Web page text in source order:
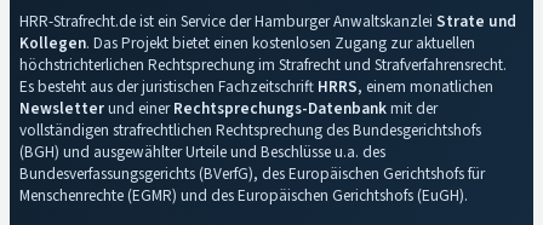
HRR-Strafrecht.de ist ein Service der Hamburger Anwaltskanzlei Strate und
Kollegen. Das Projekt bietet einen kostenlosen Zugang zur aktuellen
höchstrichterlichen Rechtsprechung im Strafrecht und Strafverfahrensrecht.
Es besteht aus der juristischen Fachzeitschrift HRRS, einem monatlichen
Newsletterund einerRechtsprechungs-Datenbankmit der
vollständigen strafrechtlichen Rechtsprechung des Bundesgerichtshofs
(BGH) und ausgewählter Urteile und Beschlüsse u.a. des
Bundesverfassungsgerichts (BVerfG), des Europäischen Gerichtshofs für
Menschenrechte (EGMR) und des Europäischen Gerichtshofs (EuGH).